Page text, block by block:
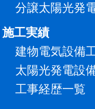
分譲太陽光発
施工実績
建物電気設備
太陽光発電設
工事経歴一覧